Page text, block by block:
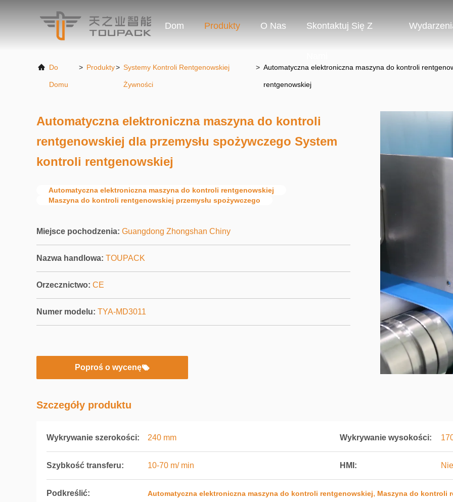
Dom Produkty O Nas Skontaktuj Się Z
Do
Domu
> Produkty> Systemy Kontroli Rentgenowskiej
Żywności
> Automatyczna elektroniczna maszyna do kontroli
rentgenowskiej
Automatyczna elektroniczna maszyna do kontroli
rentgenowskiej dla przemysłu spożywczego System
kontroli rentgenowskiej
Automatyczna elektroniczna maszyna do kontroli rentgenowskiej
Maszyna do kontroli rentgenowskiej przemysłu spożywczego
Miejsce pochodzenia: Guangdong Zhongshan Chiny
Nazwa handlowa: TOUPACK
Orzecznictwo: CE
Numer modelu: TYA-MD3011
Poproś o wycenę
Szczegóły produktu
Wykrywanie szerokości: 240 mm Wykrywanie wysokości:
Szybkość transferu: 10-70 m/ min HMI:
Podkreślić: Automatyczna elektroniczna maszyna do kontroli rentgenowskiej, Maszyna do kontroli